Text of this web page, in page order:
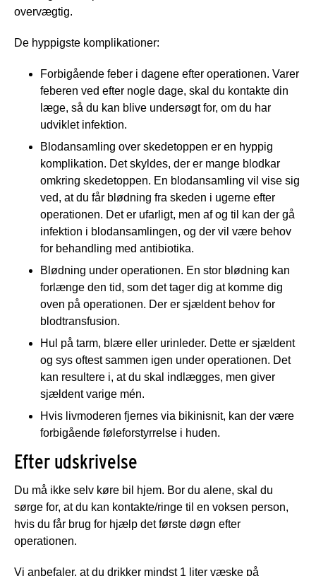
overvægtig.
De hyppigste komplikationer:
Forbigående feber i dagene efter operationen. Varer
feberen ved efter nogle dage, skal du kontakte din
læge, så du kan blive undersøgt for, om du har
udviklet infektion.
Blodansamling over skedetoppen er en hyppig
komplikation. Det skyldes, der er mange blodkar
omkring skedetoppen. En blodansamling vil vise sig
ved, at du får blødning fra skeden i ugerne efter
operationen. Det er ufarligt, men af og til kan der gå
infektion i blodansamlingen, og der vil være behov
for behandling med antibiotika.
Blødning under operationen. En stor blødning kan
forlænge den tid, som det tager dig at komme dig
oven på operationen. Der er sjældent behov for
blodtransfusion.
Hul på tarm, blære eller urinleder. Dette er sjældent
og sys oftest sammen igen under operationen. Det
kan resultere i, at du skal indlægges, men giver
sjældent varige mén.
Hvis livmoderen fjernes via bikinisnit, kan der være
forbigående føleforstyrrelse i huden.
Efter udskrivelse
Du må ikke selv køre bil hjem. Bor du alene, skal du
sørge for, at du kan kontakte/ringe til en voksen person,
hvis du får brug for hjælp det første døgn efter
operationen.
Vi anbefaler, at du drikker mindst 1 liter væske på